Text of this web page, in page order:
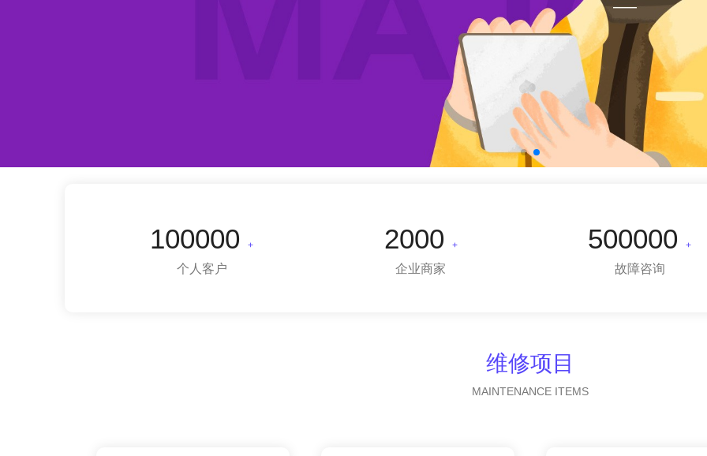
100000+
个人客户
2000 +
企业商家
500000+
故障咨询
维修项目
MAINTENANCE ITEMS